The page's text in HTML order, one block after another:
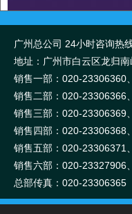
电话:020-
手机/微信
广州总公司 24小时咨询热
地址：广州市白云区龙归
销售一部：020-23306360、
18998402241
销售二部：020-23306366、
销售三部：020-23306369、
销售四部：020-23306368、
销售五部：020-23306371、
销售六部：020-23327906、
总部传真：020-23306365